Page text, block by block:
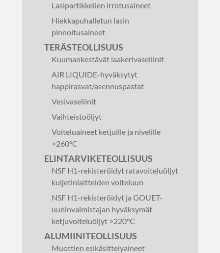
Lasipartikkelien irrotusaineet
Hiekkapuhalletun lasin
pinnoitusaineet
TERÄSTEOLLISUUS
Kuumankestävät laakerivaseliinit
AIR LIQUIDE-hyväksytyt
happirasvat/asennuspastat
Vesivaseliinit
Vaihteistoöljyt
Voiteluaineet ketjuille ja nivelille
>260°C
ELINTARVIKETEOLLISUUS
NSF H1-rekisteröidyt ratavoiteluöljyt
kuljetinlaitteiden voiteluun
NSF H1-rekisteröidyt ja GOUET-
uuninvalmistajan hyväksymät
ketjuvoiteluöljyt >220°C
ALUMIINITEOLLISUUS
Muottien esikäsittelyaineet